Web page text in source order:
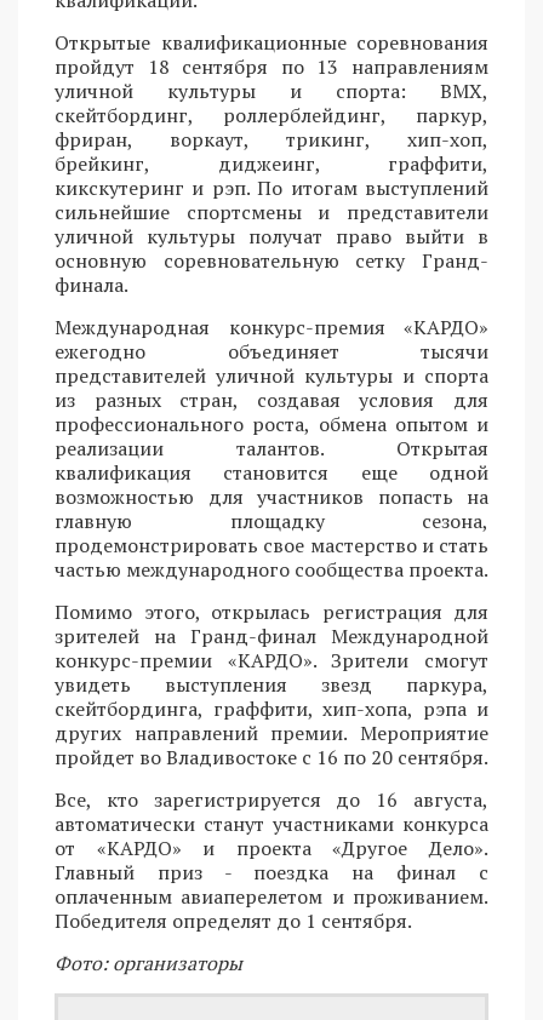
Открытые квалификационные соревнования
пройдут 18 сентября по 13 направлениям
уличной культуры и спорта: BMX,
скейтбординг, роллерблейдинг, паркур,
фриран, воркаут, трикинг, хип-хоп,
брейкинг, диджеинг, граффити,
кикскутеринг и рэп. По итогам выступлений
сильнейшие спортсмены и представители
уличной культуры получат право выйти в
основную соревновательную сетку Гранд-
финала.
Международная конкурс-премия «КАРДО»
ежегодно объединяет тысячи
представителей уличной культуры и спорта
из разных стран, создавая условия для
профессионального роста, обмена опытом и
реализации талантов. Открытая
квалификация становится еще одной
возможностью для участников попасть на
главную площадку сезона,
продемонстрировать свое мастерство и стать
частью международного сообщества проекта.
Помимо этого, открылась регистрация для
зрителей на Гранд-финал Международной
конкурс-премии «КАРДО». Зрители смогут
увидеть выступления звезд паркура,
скейтбординга, граффити, хип-хопа, рэпа и
других направлений премии. Мероприятие
пройдет во Владивостоке с 16 по 20 сентября.
Все, кто зарегистрируется до 16 августа,
автоматически станут участниками конкурса
от «КАРДО» и проекта «Другое Дело».
Главный приз - поездка на финал с
оплаченным авиаперелетом и проживанием.
Победителя определят до 1 сентября.
Фото: организаторы